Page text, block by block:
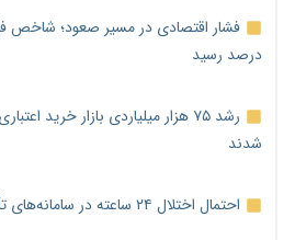
درصد رسید
رشد ۷۵ هزار میلیاردی بازار خرید
شدند
احتمال اختلال ۲۴ ساعته در سامانه‌های تأمین اجتماعی